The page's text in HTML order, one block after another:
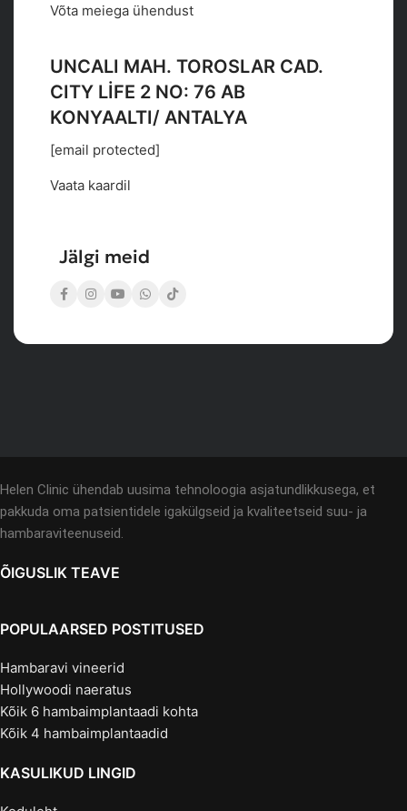
Võta meiega ühendust
UNCALI MAH. TOROSLAR CAD.
CITY LİFE 2 NO: 76 AB
KONYAALTI/ ANTALYA
[email protected]
Vaata kaardil
Jälgi meid
Helen Clinic ühendab uusima tehnoloogia asjatundlikkusega, et
pakkuda oma patsientidele igakülgseid ja kvaliteetseid suu- ja
hambaraviteenuseid.
ÕIGUSLIK TEAVE
POPULAARSED POSTITUSED
Hambaravi vineerid
Hollywoodi naeratus
Kõik 6 hambaimplantaadi kohta
Kõik 4 hambaimplantaadid
KASULIKUD LINGID